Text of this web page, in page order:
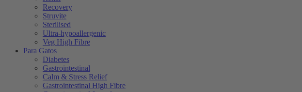
Recovery
Struvite
Sterilised
Ultra-hypoallergenic
Veg High Fibre
Para Gatos
Diabetes
Gastrointestinal
Calm & Stress Relief
Gastrointestinal High Fibre